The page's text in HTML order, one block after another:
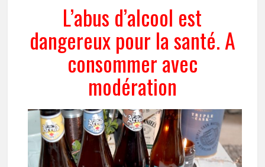
L’abus d’alcool est
dangereux pour la santé. A
consommer avec
modération